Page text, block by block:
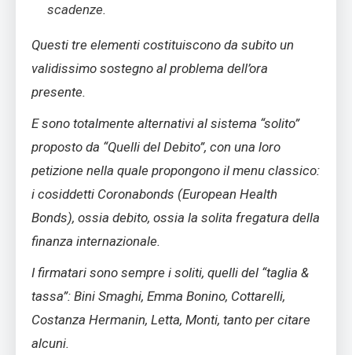
scadenze.
Questi tre elementi costituiscono da subito un
validissimo sostegno al problema dell’ora
presente.
E sono totalmente alternativi al sistema “solito”
proposto da “Quelli del Debito”, con una loro
petizione nella quale propongono il menu classico:
i cosiddetti Coronabonds (European Health
Bonds), ossia debito, ossia la solita fregatura della
finanza internazionale.
I firmatari sono sempre i soliti, quelli del “taglia &
tassa”: Bini Smaghi, Emma Bonino, Cottarelli,
Costanza Hermanin, Letta, Monti, tanto per citare
alcuni.